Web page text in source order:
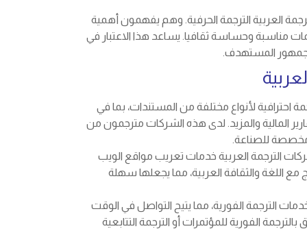
العربية الترجمة الحرفية. وهم يفهمون أهمية
مناسبة وحساسة ثقافيا. يساعد هذا الاعتبار في
المستهدف.
احترافية لأنواع مختلفة من المستندات، بما في
المالية والمزيد. لدى هذه الشركات مترجمون من
للصناعة.
الترجمة العربية خدمات تعريب مواقع الويب
اللغة والثقافة العربية، مما يجعلها سهلة
الترجمة الفورية، مما يتيح التواصل في الوقت
الفورية للمؤتمرات أو الترجمة التتابعية